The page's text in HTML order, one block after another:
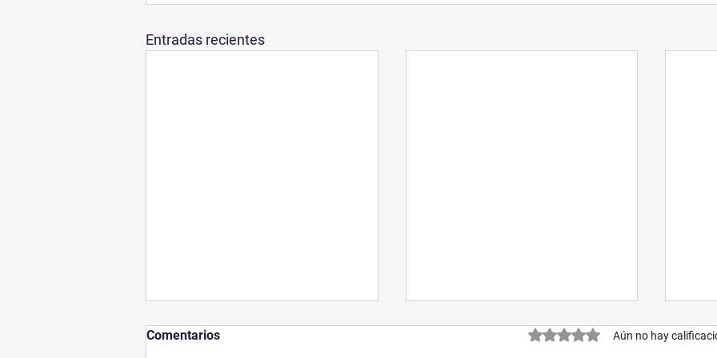
Entradas recientes
Comentarios Obtuvo 0 de 5 estrellas.
Aún no hay